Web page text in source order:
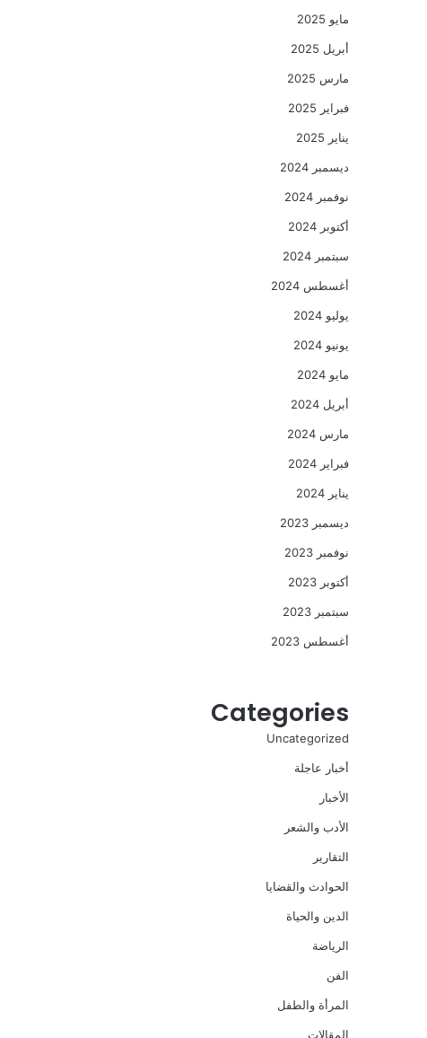
مايو 2025
أبريل 2025
مارس 2025
فبراير 2025
يناير 2025
ديسمبر 2024
نوفمبر 2024
أكتوبر 2024
سبتمبر 2024
أغسطس 2024
يوليو 2024
يونيو 2024
مايو 2024
أبريل 2024
مارس 2024
فبراير 2024
يناير 2024
ديسمبر 2023
نوفمبر 2023
أكتوبر 2023
سبتمبر 2023
أغسطس 2023
Categories
Uncategorized
أخبار عاجلة
الأخبار
الأدب والشعر
التقارير
الحوادث والقضايا
الدين والحياة
الرياضة
الفن
المرأة والطفل
المقالات